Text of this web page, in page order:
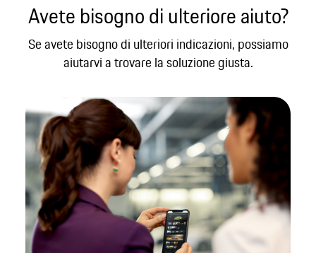
Avete bisogno di ulteriore aiuto?
Se avete bisogno di ulteriori indicazioni, possiamo
aiutarvi a trovare la soluzione giusta.